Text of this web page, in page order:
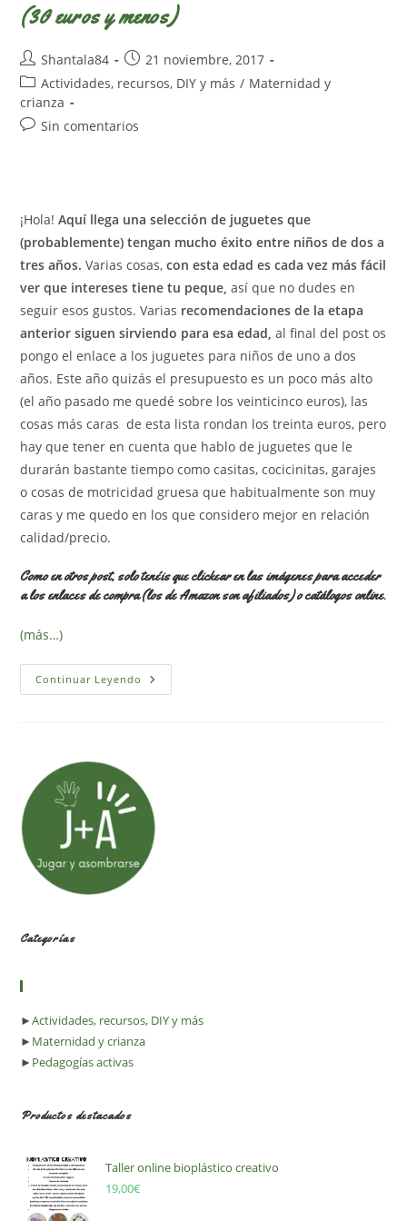
(30 euros y menos)
Autor
de
la
entrada:
Shantala84
Publicación
de
21 noviembre, 2017
Categoría
de
la
Actividades, recursos, DIY y más / Maternidad y
crianza
Comentarios
Sin comentarios
¡Hola!Aquí llega una selección de juguetes que
(probablemente) tengan mucho éxito entre niños de dos a
tres años. Varias cosas, con esta edad es cada vez más fácil
ver que intereses tiene tu peque, así que no dudes en
seguir esos gustos. Varias recomendaciones de la etapa
anterior siguen sirviendo para esa edad, al final del post os
pongo el enlace a los juguetes para niños de uno a dos
años. Este año quizás el presupuesto es un poco más alto
(el año pasado me quedé sobre los veinticinco euros), las
cosas más caras de esta lista rondan los treinta euros, pero
hay que tener en cuenta que hablo de juguetes que le
durarán bastante tiempo como casitas, cocicinitas, garajes
o cosas de motricidad gruesa que habitualmente son muy
caras y me quedo en los que considero mejor en relación
calidad/precio.
Como en otros post, solo tenéis que clickear en las imágenes para acceder
a los enlaces de compra (los de Amazon son afiliados) o catálogos online.
(más…)
Continuar Leyendo Juguetes
De
Euros
Y
Menos)
Categorías
►Actividades, recursos, DIY y más
► Maternidad y crianza
► Pedagogías activas
Productos destacados
Taller online bioplástico creativo
19,00€